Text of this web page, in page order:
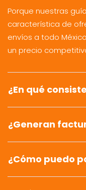
Porque nuestras
característica de
envíos a todo
un precio
¿En qué
¿Generan
¿Cómo puedo